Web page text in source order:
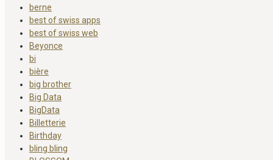
berne
best of swiss apps
best of swiss web
Beyonce
bi
bière
big brother
Big Data
BigData
Billetterie
Birthday
bling bling